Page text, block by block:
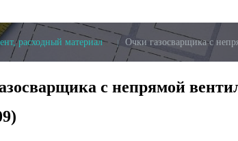
расходный материал Очки газосварщика с
с непрямой